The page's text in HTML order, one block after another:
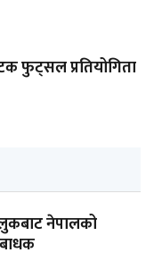
फुट्सल प्रतियोगिता
नेपालको